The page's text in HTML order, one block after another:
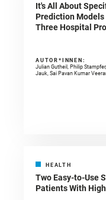
It's All About
Prediction Models
Three Hospital
AUTOR*INNEN:
Julian Gutheil, Philip
Jauk, Sai Pavan Kumar
HEALTH
Two Easy-to-Use
Patients With